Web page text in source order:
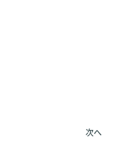
次へ